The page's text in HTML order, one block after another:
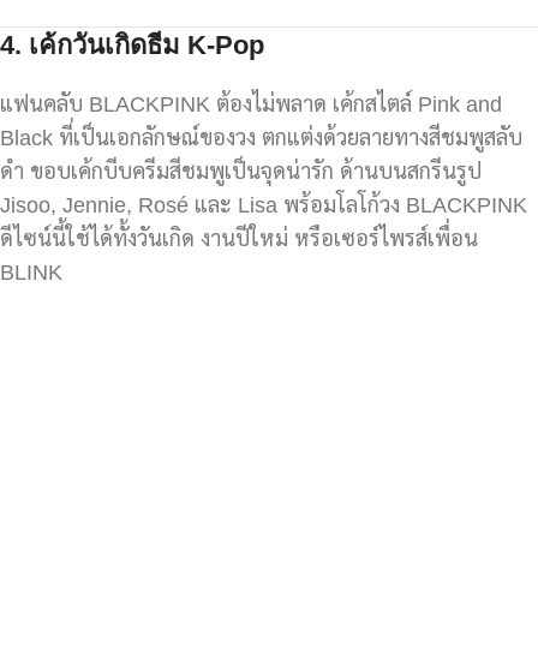
4. เค้กวันเกิดธีม K-Pop
แฟนคลับ BLACKPINK ต้องไม่พลาด เค้กสไตล์ Pink and
Black ที่เป็นเอกลักษณ์ของวง ตกแต่งด้วยลายทางสีชมพูสลับ
ดำ ขอบเค้กบีบครีมสีชมพูเป็นจุดน่ารัก ด้านบนสกรีนรูป
Jisoo, Jennie, Rosé และ Lisa พร้อมโลโก้วง BLACKPINK
ดีไซน์นี้ใช้ได้ทั้งวันเกิด งานปีใหม่ หรือเซอร์ไพรส์เพื่อน
BLINK